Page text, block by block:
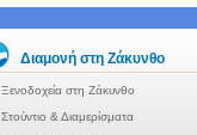
Διαμονή στη Ζάκυνθο
Ξενοδοχεία στη Ζάκυνθο
Στούντιο & Διαμερίσματα